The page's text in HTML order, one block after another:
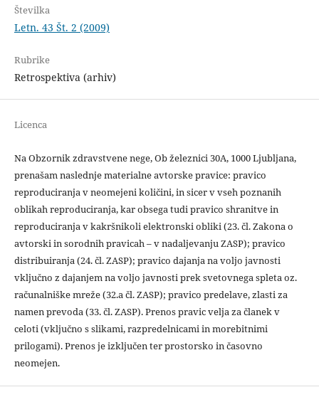
Številka
Letn. 43 Št. 2 (2009)
Rubrike
Retrospektiva (arhiv)
Licenca
Na Obzornik zdravstvene nege, Ob železnici 30A, 1000 Ljubljana,
prenašam naslednje materialne avtorske pravice: pravico
reproduciranja v neomejeni količini, in sicer v vseh poznanih
oblikah reproduciranja, kar obsega tudi pravico shranitve in
reproduciranja v kakršnikoli elektronski obliki (23. čl. Zakona o
avtorski in sorodnih pravicah – v nadaljevanju ZASP); pravico
distribuiranja (24. čl. ZASP); pravico dajanja na voljo javnosti
vključno z dajanjem na voljo javnosti prek svetovnega spleta oz.
računalniške mreže (32.a čl. ZASP); pravico predelave, zlasti za
namen prevoda (33. čl. ZASP). Prenos pravic velja za članek v
celoti (vključno s slikami, razpredelnicami in morebitnimi
prilogami). Prenos je izključen ter prostorsko in časovno
neomejen.